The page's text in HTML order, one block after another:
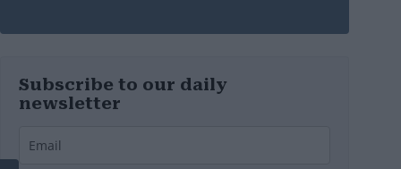
Subscribe to our daily
newsletter